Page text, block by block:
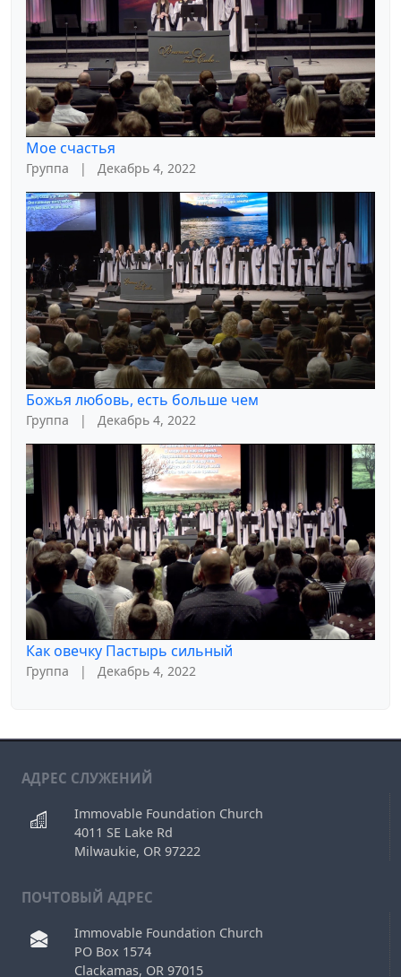
Мое счастья
Группа | Декабрь 4, 2022
Божья любовь, есть больше чем
Группа | Декабрь 4, 2022
Как овечку Пастырь сильный
Группа | Декабрь 4, 2022
АДРЕС СЛУЖЕНИЙ
Immovable Foundation Church
4011 SE Lake Rd
Milwaukie, OR 97222
ПОЧТОВЫЙ АДРЕС
Immovable Foundation Church
PO Box 1574
Clackamas, OR 97015